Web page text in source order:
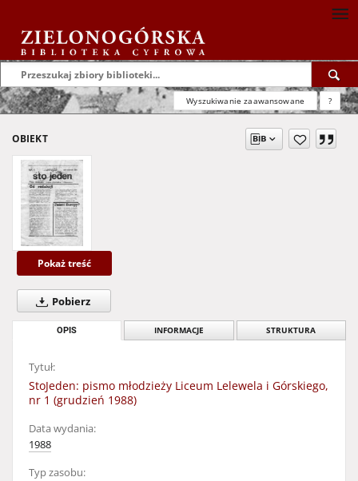
Wyszukiwanie zaawansowane ?
OBIEKT
Pokaż treść
Pobierz
OPIS INFORMACJE STRUKTURA
Tytuł:
StoJeden: pismo młodzieży Liceum Lelewela i Górskiego,
nr 1 (grudzień 1988)
Data wydania:
1988
Typ zasobu: